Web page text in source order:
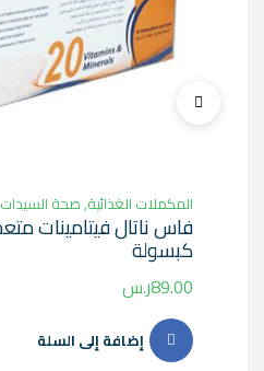
المكملات الغذائية,صحة السيدات
كبسولة
89.00ر.س
إضافة إلى السلة